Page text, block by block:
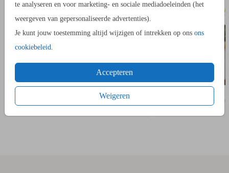
te analyseren en voor marketing- en sociale mediadoeleinden (het
weergeven van gepersonaliseerde advertenties).
Je kunt jouw toestemming altijd wijzigen of intrekken op ons ons
cookiebeleid.
Accepteren
Weigeren